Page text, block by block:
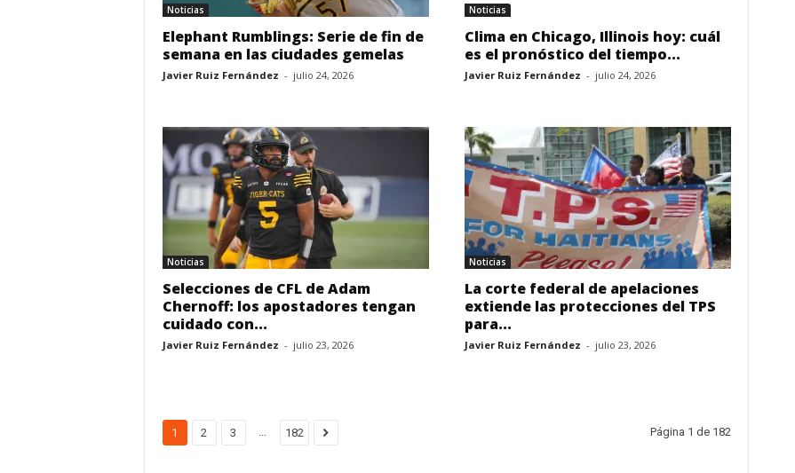
Noticias
Elephant Rumblings: Serie de fin de
semana en las ciudades gemelas
Javier Ruiz Fernández - julio 24, 2026
Noticias
Clima en Chicago, Illinois hoy: cuál
es el pronóstico del tiempo...
Javier Ruiz Fernández - julio 24, 2026
Noticias
Selecciones de CFL de Adam
Chernoff: los apostadores tengan
cuidado con...
Javier Ruiz Fernández - julio 23, 2026
Noticias
La corte federal de apelaciones
extiende las protecciones del TPS
para...
Javier Ruiz Fernández - julio 23, 2026
1 2 3 ... 182 Página 1 de 182